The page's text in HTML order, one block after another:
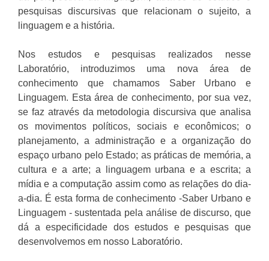
pesquisas discursivas que relacionam o sujeito, a
linguagem e a história.
Nos estudos e pesquisas realizados nesse
Laboratório, introduzimos uma nova área de
conhecimento que chamamos Saber Urbano e
Linguagem. Esta área de conhecimento, por sua vez,
se faz através da metodologia discursiva que analisa
os movimentos políticos, sociais e econômicos; o
planejamento, a administração e a organização do
espaço urbano pelo Estado; as práticas de memória, a
cultura e a arte; a linguagem urbana e a escrita; a
mídia e a computação assim como as relações do dia-
a-dia. É esta forma de conhecimento -Saber Urbano e
Linguagem - sustentada pela análise de discurso, que
dá a especificidade dos estudos e pesquisas que
desenvolvemos em nosso Laboratório.